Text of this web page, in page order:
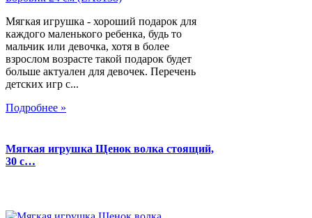
Мягкая игрушка - хороший подарок для
каждого маленького ребенка, будь то
мальчик или девочка, хотя в более
взрослом возрасте такой подарок будет
больше актуален для девочек. Перечень
детских игр с...
Подробнее »
Мягкая игрушка Щенок волка стоящий,
30 с…